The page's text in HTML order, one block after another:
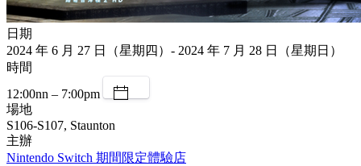
日期
2024 年 6 月 27 日（星期四）- 2024 年 7 月 28 日（星期日）
時間
12:00nn – 7:00pm
場地
S106-S107, Staunton
主辦
Nintendo Switch 期間限定體驗店